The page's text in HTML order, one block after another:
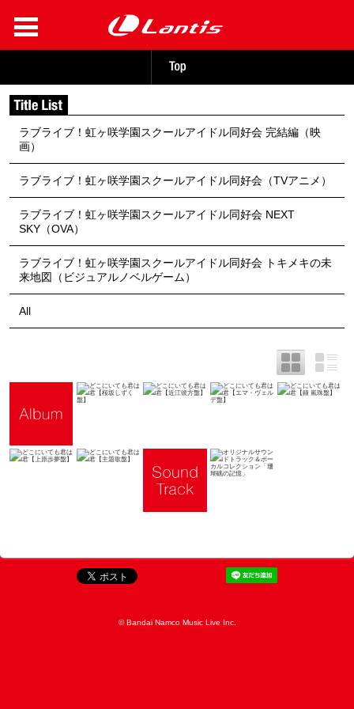
ラブライブ！虹ヶ咲学園スクールアイドル同好会 完結編（映
画）
ラブライブ！虹ヶ咲学園スクールアイドル同好会（TVアニメ）
ラブライブ！虹ヶ咲学園スクールアイドル同好会 NEXT
SKY（OVA）
ラブライブ！虹ヶ咲学園スクールアイドル同好会 トキメキの未
来地図（ビジュアルノベルゲーム）
All
© Bandai Namco Music Live Inc.